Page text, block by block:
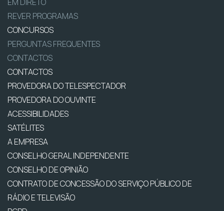
REVER PROGRAMAS
CONCURSOS
PERGUNTAS FREQUENTES
CONTACTOS
CONTACTOS
PROVEDORA DO TELESPECTADOR
PROVEDORA DO OUVINTE
ACESSIBILIDADES
SATÉLITES
A EMPRESA
CONSELHO GERAL INDEPENDENTE
CONSELHO DE OPINIÃO
CONTRATO DE CONCESSÃO DO SERVIÇO PÚBLICO DE
RÁDIO E TELEVISÃO